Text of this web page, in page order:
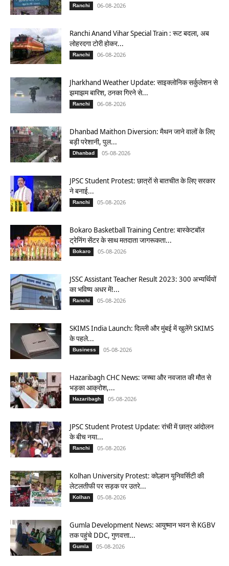
Ranchi 06-08-2026
Ranchi Anand Vihar Special Train : रूट बदला, अब
लोहरदगा टोरी होकर...
Ranchi 06-08-2026
Jharkhand Weather Update: साइक्लोनिक सर्कुलेशन से
झमाझम बारिश, ठनका गिरने से...
Ranchi 06-08-2026
Dhanbad Maithon Diversion: मैथन जाने वालों के लिए
बड़ी परेशानी, पुल...
Dhanbad 05-08-2026
JPSC Student Protest: छात्रों से बातचीत के लिए सरकार
ने बनाई...
Ranchi 05-08-2026
Bokaro Basketball Training Centre: बास्केटबॉल
ट्रेनिंग सेंटर के साथ मतदाता जागरूकता...
Bokaro 05-08-2026
JSSC Assistant Teacher Result 2023: 300 अभ्यर्थियों
का भविष्य अधर में!...
Ranchi 05-08-2026
SKIMS India Launch: दिल्ली और मुंबई में खुलेंगे SKIMS
के पहले...
Business 05-08-2026
Hazaribagh CHC News: जच्चा और नवजात की मौत से
भड़का आक्रोश,...
Hazaribagh 05-08-2026
JPSC Student Protest Update: रांची में छात्र आंदोलन
के बीच नया...
Ranchi 05-08-2026
Kolhan University Protest: कोल्हान यूनिवर्सिटी की
लेटलतीफी पर सड़क पर उतरे...
Kolhan 05-08-2026
Gumla Development News: आयुष्मान भवन से KGBV
तक पहुंचे DDC, गुणवत्ता...
Gumla 05-08-2026